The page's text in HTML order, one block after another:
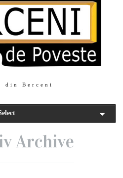
din Berceni
Archive